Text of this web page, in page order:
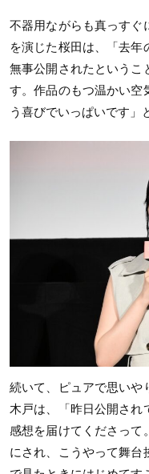
不器用ながらも真っすぐ
を演じた桜田は、「去年
無事公開されたというこ
す。作品のもつ温かい空
う喜びでいっぱいです」
続いて、ピュアで思いや
木戸は、「昨日公開され
感想を届けてくださって
にされ、こうやって舞台